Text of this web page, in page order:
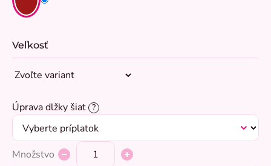
Veľkosť
Úprava dlžky šiat ?
Množstvo